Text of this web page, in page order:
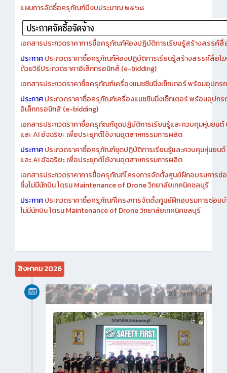
แผนการจัดซื้อครุภัณฑ์ปีงบประมาณ ๒๕๖๘
เอกสารประกวดราคาการซื้อครุภัณฑ์ห้องปฏิบัติการเรียนรู้สร้างสรรค์
ประกาศประกวดราคาซื้อครุภัณฑ์ห้องปฏิบัติการเรียนรู้สร้างสรรค์สื่อโ
ด้วยวิธีประกวดราคาอิเล็กทรอนิกส์ (e-bidding)
เอกสารประกวดราคาซื้อครุภัณฑ์เครื่องแมชชีนนิ่งเซ็กเตอร์ พร้อมอุปก
ประกาศประกวดราคาซื้อครุภัณฑ์เครื่องแมชชีนนิ่งเซ็กเตอร์ พร้อมอุปก
อิเล็กทรอนิกส์ (e-bidding)
เอกสารประกวดราคาซื้อครุภัณฑ์ชุดปฏิบัติการเรียนรู้และควบคุมหุ่นยน
และ AI อัจฉริยะ เพื่อประยุกต์ใช้งานอุตสาหกรรมการผลิต
ประกาศประกวดราคาซื้อครุภัณฑ์ชุดปฏิบัติการเรียนรู้และควบคุมหุ่นยน
และ AI อัจฉริยะ เพื่อประยุกต์ใช้งานอุตสาหกรรมการผลิต
เอกสารประกวดราคาการซื้อครุภัณฑ์โครงการจัดตั้งศูนย์ฝึกอบรมการซ่
ซึ่งไม่มีนักบิน โดรน Maintenance of Drone วิทยาลัยเทคนิคชลบุรี
ประกาศประกวดราคาซื้อครุภัณฑ์โครงการจัดตั้งศูนย์ฝึกอบรมการซ่อมบ
ไม่มีนักบิน โดรน Maintenance of Drone วิทยาลัยเทคนิคชลบุรี
สิงหาคม 2026
2 วัน ที่ผ่านมา
新闻